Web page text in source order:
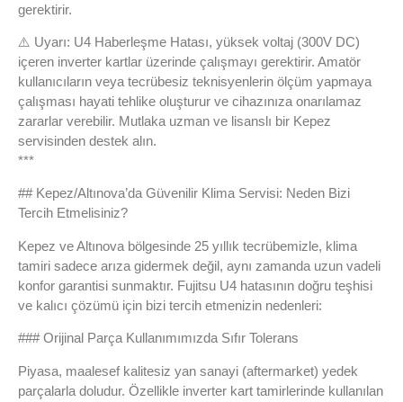
gerektirir.
⚠️ Uyarı: U4 Haberleşme Hatası, yüksek voltaj (300V DC)
içeren inverter kartlar üzerinde çalışmayı gerektirir. Amatör
kullanıcıların veya tecrübesiz teknisyenlerin ölçüm yapmaya
çalışması hayati tehlike oluşturur ve cihazınıza onarılamaz
zararlar verebilir. Mutlaka uzman ve lisanslı bir Kepez
servisinden destek alın.
***
## Kepez/Altınova’da Güvenilir Klima Servisi: Neden Bizi
Tercih Etmelisiniz?
Kepez ve Altınova bölgesinde 25 yıllık tecrübemizle, klima
tamiri sadece arıza gidermek değil, aynı zamanda uzun vadeli
konfor garantisi sunmaktır. Fujitsu U4 hatasının doğru teşhisi
ve kalıcı çözümü için bizi tercih etmenizin nedenleri:
### Orijinal Parça Kullanımımızda Sıfır Tolerans
Piyasa, maalesef kalitesiz yan sanayi (aftermarket) yedek
parçalarla doludur. Özellikle inverter kart tamirlerinde kullanılan